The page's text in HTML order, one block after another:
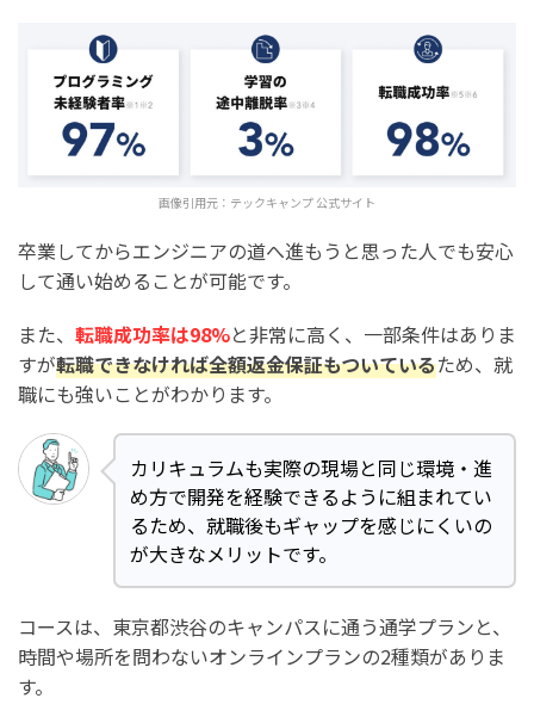
画像引用元： テックキャンプ 公式サイト
卒業してからエンジニアの道へ進もうと思った人でも安心
して通い始めることが可能です。
また、 転職成功率は98%と非常に高く、一部条件はありま
すが転職できなければ全額返金保証もついているため、就
職にも強いことがわかります。
カリキュラムも実際の現場と同じ環境・進
め方で開発を経験できるように組まれてい
るため、就職後もギャップを感じにくいの
が大きなメリットです。
コースは、東京都渋谷のキャンパスに通う通学プランと、
時間や場所を問わないオンラインプランの2種類がありま
す。